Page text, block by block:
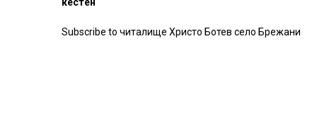
кестен
Subscribe to читалище Христо Ботев село Брежани